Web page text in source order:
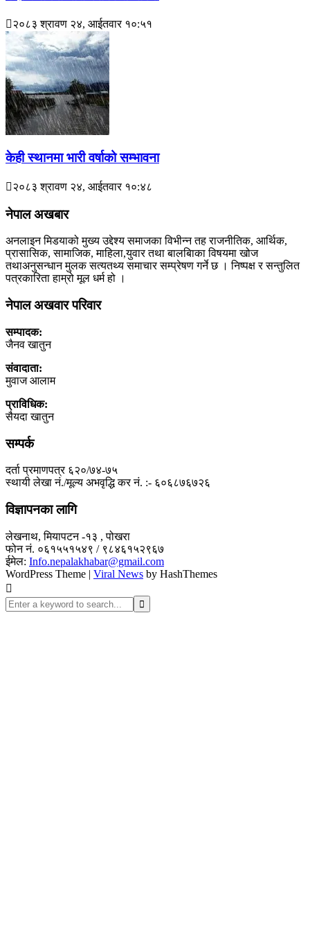
२०८३ श्रावण २४, आईतवार १०:५१
केही स्थानमा भारी वर्षाको सम्भावना
२०८३ श्रावण २४, आईतवार १०:४८
नेपाल अखबार
अनलाइन मिडयाको मुख्य उद्देश्य समाजका विभीन्न तह राजनीतिक, आर्थिक,
प्रासासिक, सामाजिक, माहिला,युवार तथा बालबािका विषयमा खोज
तथाअनुसन्धान मुलक सत्यतथ्य समाचार सम्प्रेषण गर्ने छ । निष्पक्ष र सन्तुलित
पत्रकारिता हाम्रो मूल धर्म हो ।
नेपाल अखवार परिवार
सम्पादक:
जैनव खातुन
संवादाता:
मुवाज आलाम
प्राविधिक:
सैयदा खातुन
सम्पर्क
दर्ता प्रमाणपत्र ६२०/७४-७५
स्थायी लेखा नं./मूल्य अभवृद्धि कर नं. :- ६०६८७६७२६
विज्ञापनका लागि
लेखनाथ, मियापटन -१३ , पोखरा
फोन नं. ०६१५५१५४९ / ९८४६१५२९६७
ईमेल: Info.nepalakhabar@gmail.com
WordPress Theme | Viral News by HashThemes